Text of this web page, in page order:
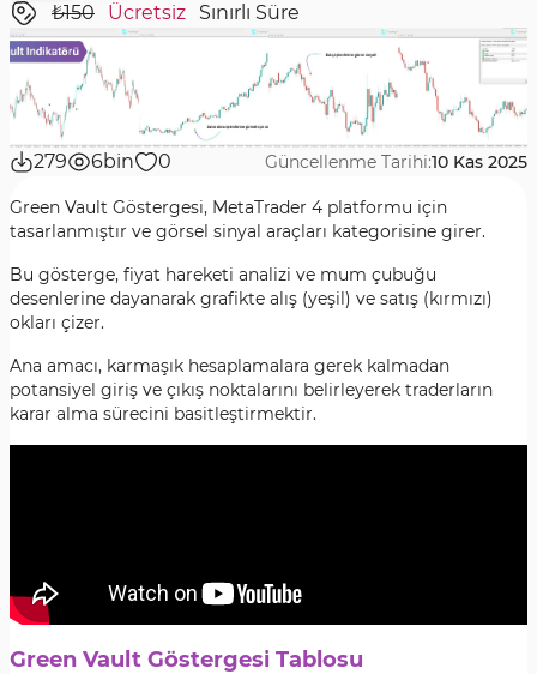
₺150 Ücretsiz Sınırlı Süre
279 6bin 0 Güncellenme Tarihi:10 Kas 2025
Green Vault Göstergesi, MetaTrader 4 platformu için
tasarlanmıştır ve görsel sinyal araçları kategorisine girer.
Bu gösterge, fiyat hareketi analizi ve mum çubuğu
desenlerine dayanarak grafikte alış (yeşil) ve satış (kırmızı)
okları çizer.
Ana amacı, karmaşık hesaplamalara gerek kalmadan
potansiyel giriş ve çıkış noktalarını belirleyerek traderların
karar alma sürecini basitleştirmektir.
Green Vault Göstergesi Tablosu